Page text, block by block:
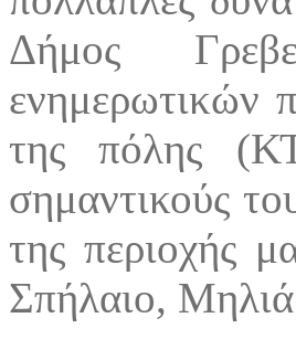
Δήμος
ενημερωτικών
της πόλης
σημαντικούς
της περιοχής
Σπήλαιο,